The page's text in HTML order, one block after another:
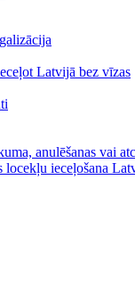
Latvijā bez vīzas
anulēšanas vai
locekļu ieceļošana